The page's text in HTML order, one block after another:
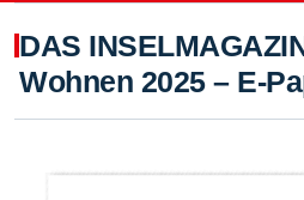
DAS
Wohnen 2025 – E-